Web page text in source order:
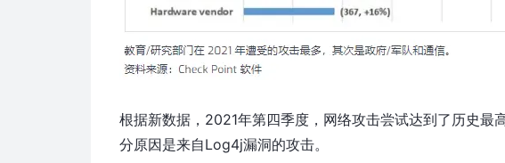
根据新数据，2021年第四季度，网络攻击尝试达到了历史最
分原因是来自Log4j漏洞的攻击。